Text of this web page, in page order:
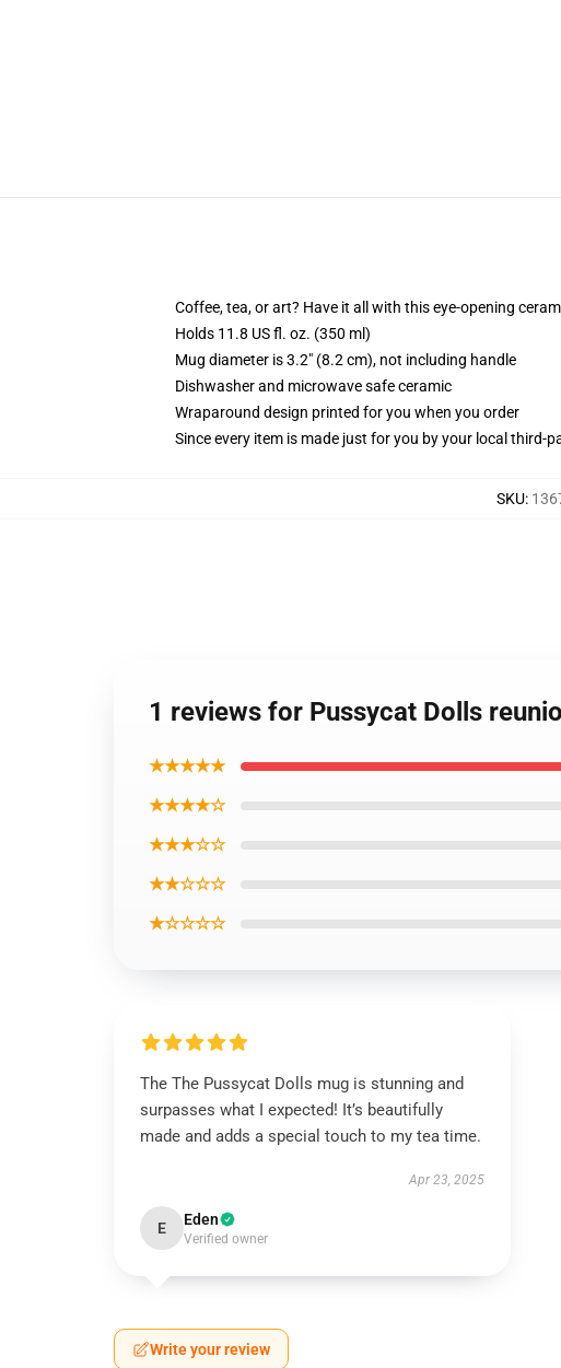
Coffee, tea, or art? Have it all with this eye-opening
Holds 11.8 US fl. oz. (350 ml)
Mug diameter is 3.2" (8.2 cm), not including handle
Dishwasher and microwave safe ceramic
Wraparound design printed for you when you order
Since every item is made just for you by your local third-
SKU:
1 reviews for Pussycat Dolls
★★★★★
★★★★☆
★★★☆☆
★★☆☆☆
★☆☆☆☆
The The Pussycat Dolls mug is stunning and
surpasses what I expected! It’s beautifully
made and adds a special touch to my tea time.
Apr 23, 2025
E Eden
Verified owner
Write your review